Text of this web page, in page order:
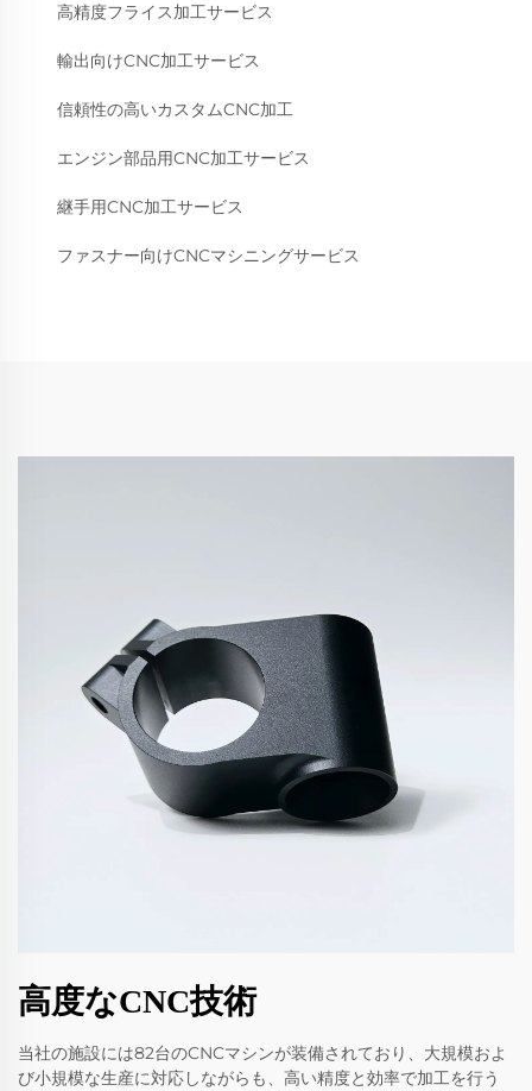
高精度フライス加工サービス
輸出向けCNC加工サービス
信頼性の高いカスタムCNC加工
エンジン部品用CNC加工サービス
継手用CNC加工サービス
ファスナー向けCNCマシニングサービス
高度なCNC技術
当社の施設には82台のCNCマシンが装備されており、大規模およ
び小規模な生産に対応しながらも、高い精度と効率で加工を行う